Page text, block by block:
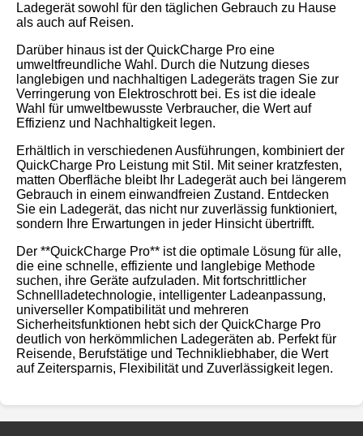
Ladegerät sowohl für den täglichen Gebrauch zu Hause
als auch auf Reisen.
Darüber hinaus ist der QuickCharge Pro eine
umweltfreundliche Wahl. Durch die Nutzung dieses
langlebigen und nachhaltigen Ladegeräts tragen Sie zur
Verringerung von Elektroschrott bei. Es ist die ideale
Wahl für umweltbewusste Verbraucher, die Wert auf
Effizienz und Nachhaltigkeit legen.
Erhältlich in verschiedenen Ausführungen, kombiniert der
QuickCharge Pro Leistung mit Stil. Mit seiner kratzfesten,
matten Oberfläche bleibt Ihr Ladegerät auch bei längerem
Gebrauch in einem einwandfreien Zustand. Entdecken
Sie ein Ladegerät, das nicht nur zuverlässig funktioniert,
sondern Ihre Erwartungen in jeder Hinsicht übertrifft.
Der **QuickCharge Pro** ist die optimale Lösung für alle,
die eine schnelle, effiziente und langlebige Methode
suchen, ihre Geräte aufzuladen. Mit fortschrittlicher
Schnellladetechnologie, intelligenter Ladeanpassung,
universeller Kompatibilität und mehreren
Sicherheitsfunktionen hebt sich der QuickCharge Pro
deutlich von herkömmlichen Ladegeräten ab. Perfekt für
Reisende, Berufstätige und Technikliebhaber, die Wert
auf Zeitersparnis, Flexibilität und Zuverlässigkeit legen.